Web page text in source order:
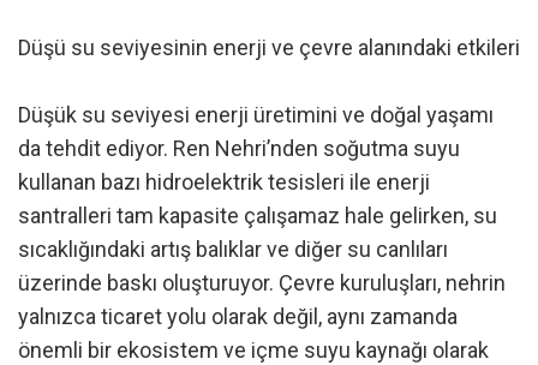
Düşü su seviyesinin enerji ve çevre alanındaki etkileri
Düşük su seviyesi enerji üretimini ve doğal yaşamı
da tehdit ediyor. Ren Nehri’nden soğutma suyu
kullanan bazı hidroelektrik tesisleri ile enerji
santralleri tam kapasite çalışamaz hale gelirken, su
sıcaklığındaki artış balıklar ve diğer su canlıları
üzerinde baskı oluşturuyor. Çevre kuruluşları, nehrin
yalnızca ticaret yolu olarak değil, aynı zamanda
önemli bir ekosistem ve içme suyu kaynağı olarak